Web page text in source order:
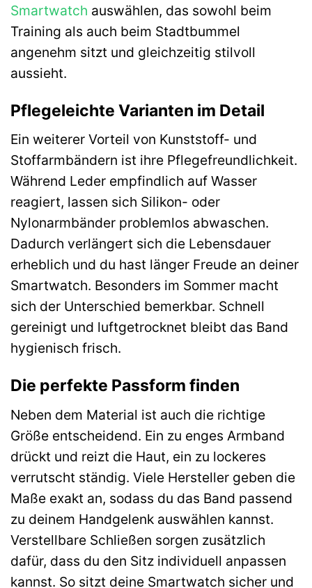
Smartwatch auswählen, das sowohl beim
Training als auch beim Stadtbummel
angenehm sitzt und gleichzeitig stilvoll
aussieht.
Pflegeleichte Varianten im Detail
Ein weiterer Vorteil von Kunststoff- und
Stoffarmbändern ist ihre Pflegefreundlichkeit.
Während Leder empfindlich auf Wasser
reagiert, lassen sich Silikon- oder
Nylonarmbänder problemlos abwaschen.
Dadurch verlängert sich die Lebensdauer
erheblich und du hast länger Freude an deiner
Smartwatch. Besonders im Sommer macht
sich der Unterschied bemerkbar. Schnell
gereinigt und luftgetrocknet bleibt das Band
hygienisch frisch.
Die perfekte Passform finden
Neben dem Material ist auch die richtige
Größe entscheidend. Ein zu enges Armband
drückt und reizt die Haut, ein zu lockeres
verrutscht ständig. Viele Hersteller geben die
Maße exakt an, sodass du das Band passend
zu deinem Handgelenk auswählen kannst.
Verstellbare Schließen sorgen zusätzlich
dafür, dass du den Sitz individuell anpassen
kannst. So sitzt deine Smartwatch sicher und